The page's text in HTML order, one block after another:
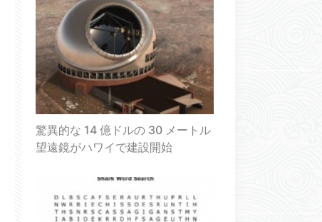
驚異的な 14 億ドルの 30 メートル
望遠鏡がハワイで建設開始